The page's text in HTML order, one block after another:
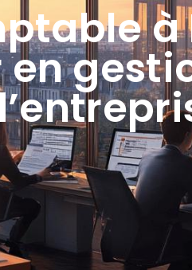
à